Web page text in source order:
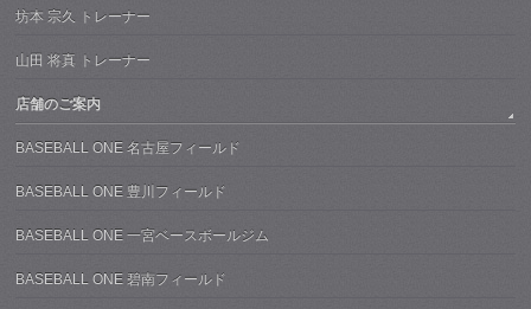
坊本 宗久 トレーナー
山田 将真 トレーナー
店舗のご案内
BASEBALL ONE 名古屋フィールド
BASEBALL ONE 豊川フィールド
BASEBALL ONE 一宮ベースボールジム
BASEBALL ONE 碧南フィールド